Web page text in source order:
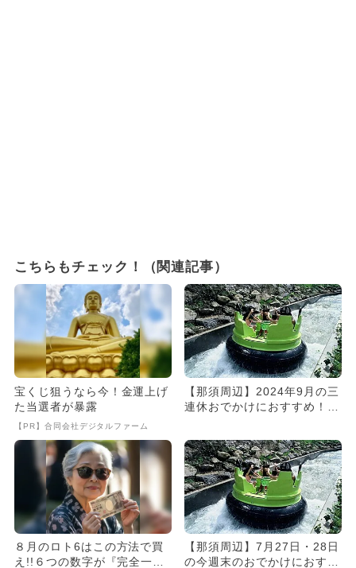
こちらもチェック！（関連記事）
宝くじ狙うなら今！金運上げ
た当選者が暴露
【PR】合同会社デジタルファーム
【那須周辺】2024年9月の三
連休おでかけにおすすめ！人
８月のロト6はこの方法で買
え!!６つの数字が『完全一
【那須周辺】7月27日・28日
の今週末のおでかけにおすす